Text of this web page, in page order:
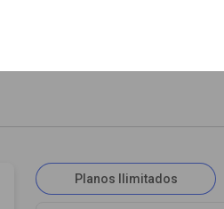
Planos Ilimitados